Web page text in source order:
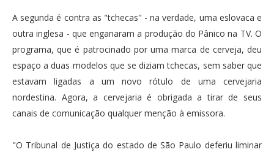
A segunda é contra as "tchecas" - na verdade, uma eslovaca e
outra inglesa - que enganaram a produção do Pânico na TV. O
programa, que é patrocinado por uma marca de cerveja, deu
espaço a duas modelos que se diziam tchecas, sem saber que
estavam ligadas a um novo rótulo de uma cervejaria
nordestina. Agora, a cervejaria é obrigada a tirar de seus
canais de comunicação qualquer menção à emissora.
"O Tribunal de Justiça do estado de São Paulo deferiu liminar